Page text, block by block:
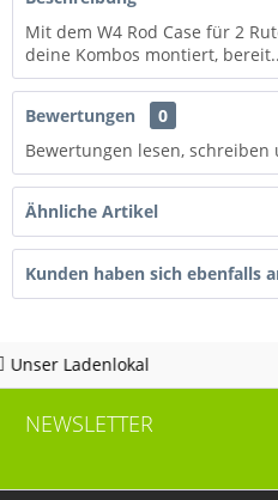
Mit dem W4 Rod Case für 2
deine Kombos montiert,
Bewertungen
0
Bewertungen lesen,
Ähnliche Artikel
Kunden haben sich ebenfalls
NEWSLETTER